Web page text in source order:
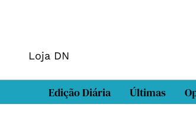
Loja DN
Edição Diária Últimas